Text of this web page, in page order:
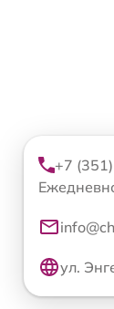
+7
ул.